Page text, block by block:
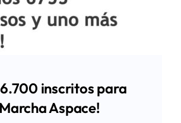
6.700 inscritos para
Aspace!